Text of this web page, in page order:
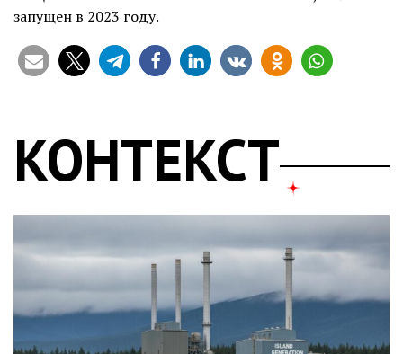
запущен в 2023 году.
КОНТЕКСТ